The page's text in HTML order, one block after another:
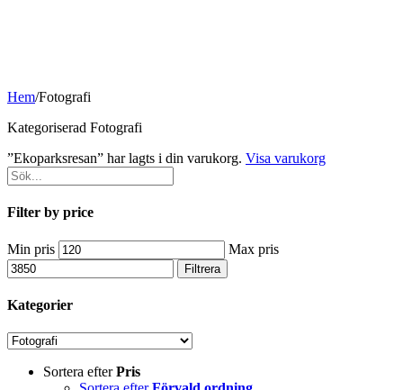
Hem/Fotografi
Kategoriserad Fotografi
”Ekoparksresan” har lagts i din varukorg. Visa varukorg
Filter by price
Min pris Max pris
Filtrera
Kategorier
Sortera efterPris